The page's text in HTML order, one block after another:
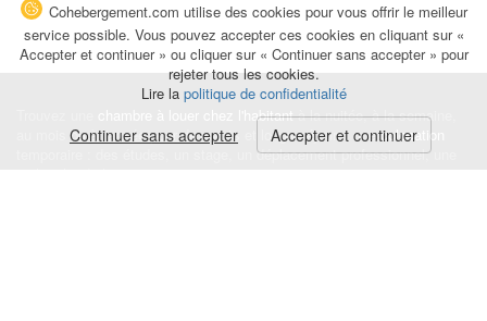
chambre à louer chez l'habitantà la nuitée, à la semaine,
au mois ou à l'année pour de courts et longs séjours, unecolocation
temporaire : des études, un stage, un déplacement professionnel, une
Cohebergement.com utilise des cookies pour vous offrir le meilleur
service possible. Vous pouvez accepter ces cookies en cliquant sur «
Accepter et continuer » ou cliquer sur « Continuer sans accepter » pour
rejeter tous les cookies.
Lire la politique de confidentialité
Continuer sans accepter Accepter et continuer